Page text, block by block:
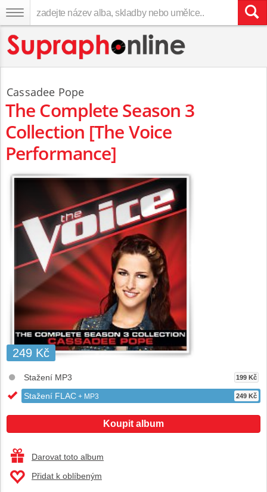
Cassadee Pope
The Complete Season 3
Collection [The Voice
Performance]
249 Kč
Stažení MP3 199 Kč
Stažení FLAC + MP3 249 Kč
Koupit album
Darovat toto album
Přidat k oblíbeným